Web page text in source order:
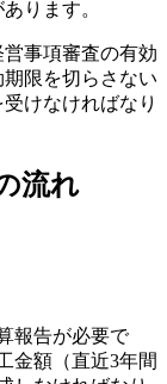
ります。
事項審査の有効
限を切らさない
けなければなり
流れ
報告が必要で
金額（直近3年間